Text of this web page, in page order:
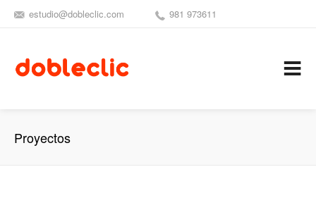
estudio@dobleclic.com 981 973611
Proyectos